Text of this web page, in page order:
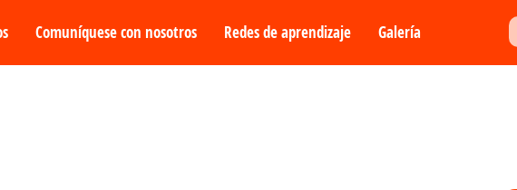
Comuníquese con nosotros Redes de aprendizaje Galería